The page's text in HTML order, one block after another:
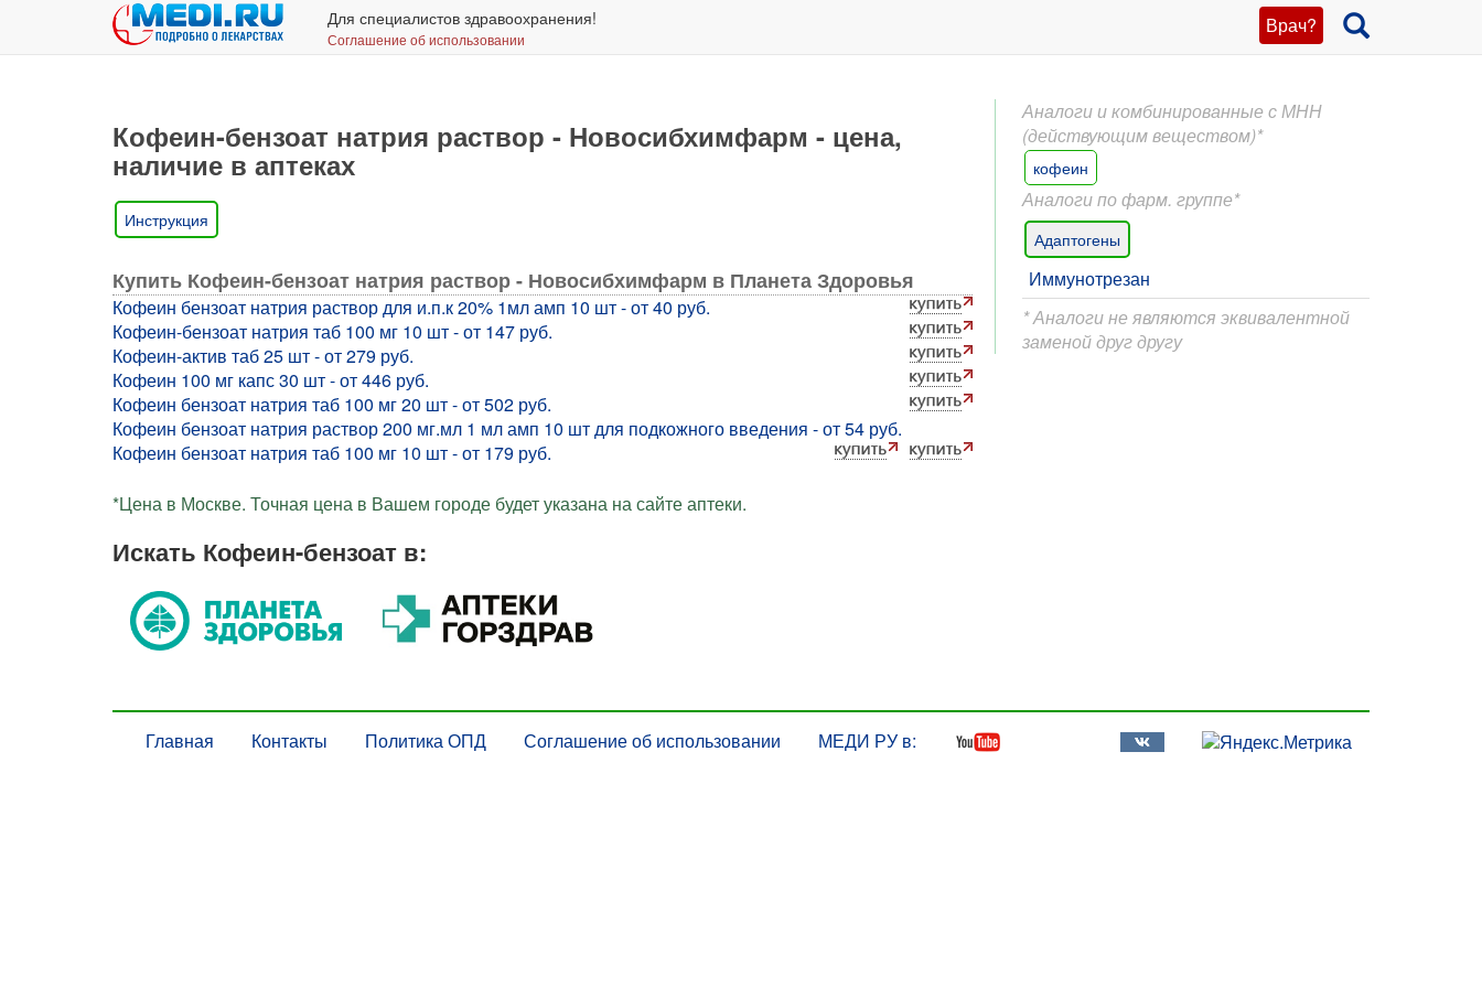
Врач?
Для специалистов здравоохранения!
Соглашение об использовании
Кофеин-бензоат натрия раствор - Новосибхимфарм - цена,
наличие в аптеках
Инструкция
Купить Кофеин-бензоат натрия раствор - Новосибхимфарм в Планета Здоровья
Кофеин бензоат натрия раствор для и.п.к 20% 1мл амп 10 шт - от 40 руб.
Кофеин-бензоат натрия таб 100 мг 10 шт - от 147 руб.
Кофеин-актив таб 25 шт - от 279 руб.
Кофеин 100 мг капс 30 шт - от 446 руб.
Кофеин бензоат натрия таб 100 мг 20 шт - от 502 руб.
Кофеин бензоат натрия раствор 200 мг.мл 1 мл амп 10 шт для подкожного введения - от 54 руб.
Кофеин бензоат натрия таб 100 мг 10 шт - от 179 руб.
*Цена в Москве. Точная цена в Вашем городе будет указана на сайте аптеки.
Искать Кофеин-бензоат в:
Аналоги и комбинированные с МНН
(действующим веществом)*
кофеин
Аналоги по фарм. группе*
Адаптогены
Иммунотрезан
* Аналоги не являются эквивалентной
заменой друг другу
Главная Контакты Политика ОПД Соглашение об использовании МЕДИ РУ в: